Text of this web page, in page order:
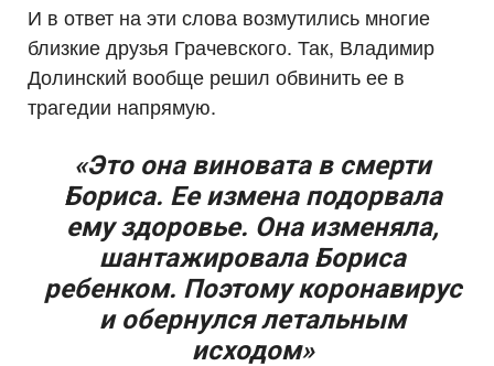
И в ответ на эти слова возмутились многие
близкие друзья Грачевского. Так, Владимир
Долинский вообще решил обвинить ее в
трагедии напрямую.
«Это она виновата в смерти
Бориса. Ее измена подорвала
ему здоровье. Она изменяла,
шантажировала Бориса
ребенком. Поэтому коронавирус
и обернулся летальным
исходом»